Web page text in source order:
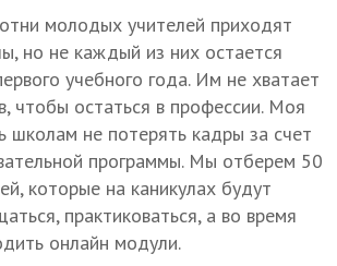
молодых учителей приходят
но не каждый из них остается
учебного года. Им не хватает
чтобы остаться в профессии. Моя
школам не потерять кадры за счет
программы. Мы отберем 50
которые на каникулах будут
практиковаться, а во время
онлайн модули.